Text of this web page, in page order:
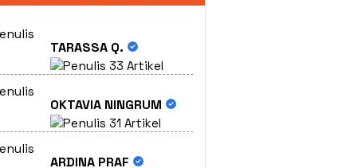
TARASSA Q.
33 Artikel
OKTAVIA NINGRUM
31 Artikel
ARDINA PRAF